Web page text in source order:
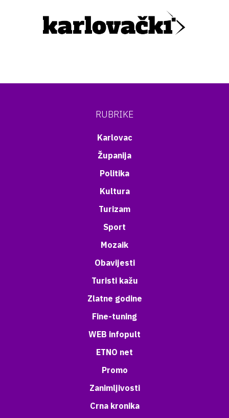
RUBRIKE
Karlovac
Županija
Politika
Kultura
Turizam
Sport
Mozaik
Obavijesti
Turisti kažu
Zlatne godine
Fine-tuning
WEB infopult
ETNO net
Promo
Zanimljivosti
Crna kronika